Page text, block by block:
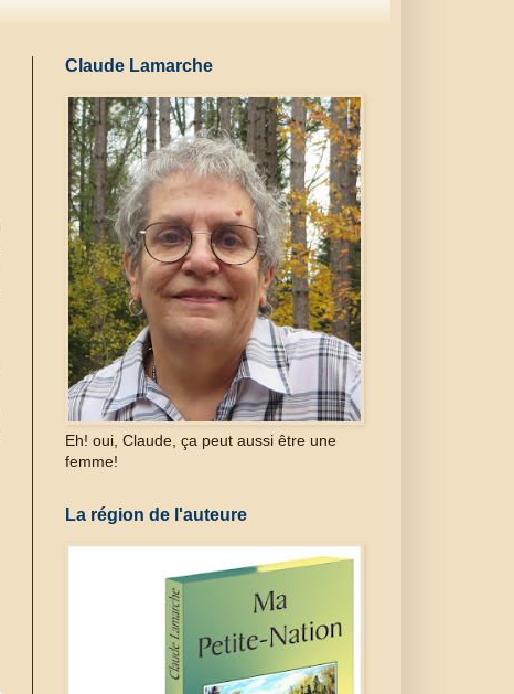
Claude Lamarche
Eh! oui, Claude, ça peut aussi être une
femme!
La région de l'auteure